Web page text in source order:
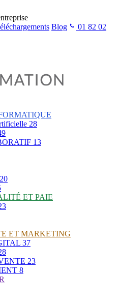
Blog
01 82 02
28
13
20
ET PAIE
ET MARKETING
37
23
8